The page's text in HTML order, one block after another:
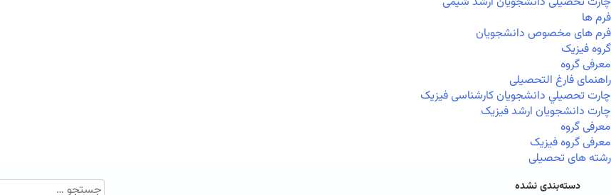
فرم ها
فرم های مخصوص دانشجویان
گروه فیزیک
معرفی گروه
راهنمای فارغ التحصیلی
چارت تحصيلي دانشجویان کارشناسی فیزیک
چارت دانشجویان ارشد فیزیک
معرفی گروه
معرفی گروه فیزیک
رشته های تحصیلی
دسته‌بندی نشده